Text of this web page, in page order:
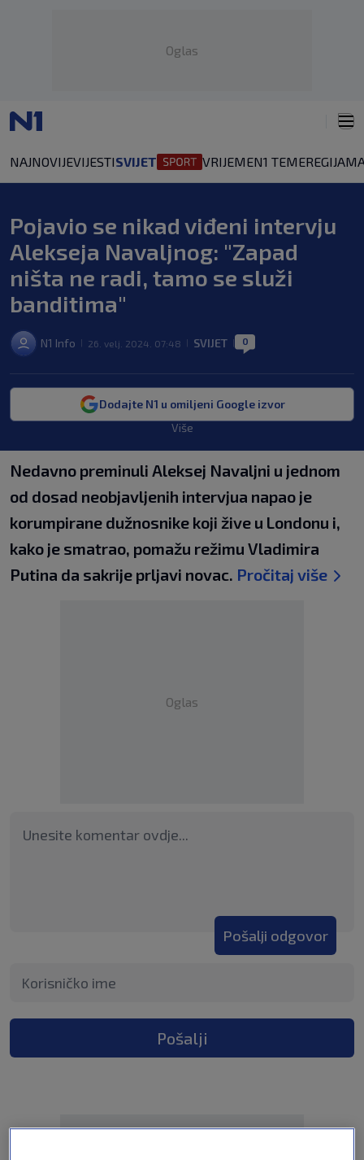
Oglas
NAJNOVIJEVIJESTISVIJET VRIJEMEN1 TEMEREGIJA
Pojavio se nikad viđeni intervju
Alekseja Navaljnog: "Zapad
ništa ne radi, tamo se služi
banditima"
N1 Info 26. velj. 2024. 07:48 SVIJET 0
Dodajte N1 u omiljeni Google izvor
Više
Nedavno preminuli Aleksej Navaljni u jednom
od dosad neobjavljenih intervjua napao je
korumpirane dužnosnike koji žive u Londonu i,
kako je smatrao, pomažu režimu Vladimira
Putina da sakrije prljavi novac. Pročitaj više
Oglas
Pošalji odgovor
Pošalji